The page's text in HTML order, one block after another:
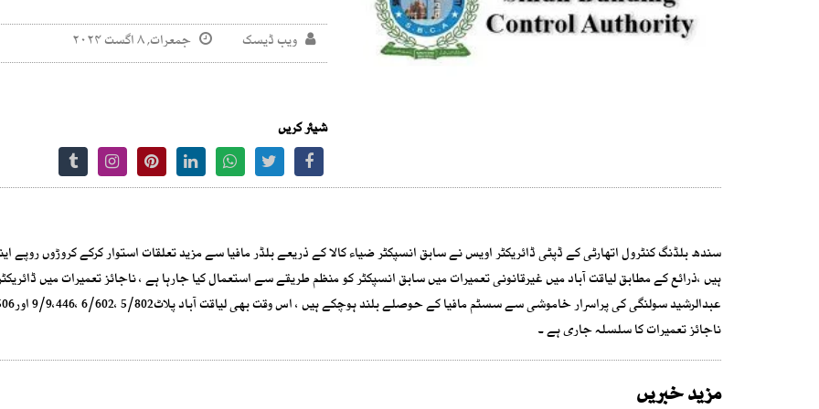
ویب ڈیسک جمعرات, ۸ اگست ۲۰۲۴
شیئر کریں
سندھ بلڈنگ کنٹرول اتھارٹی کے ڈپٹی ڈائریکٹر اویس نے سابق انسپکٹر ضیاء کالا کے ذریعے بلڈر مافیا سے مزید تعلقات استوار کرکے کروڑوں روپے
ہیں ،ذرائع کے مطابق لیاقت آباد میں غیرقانونی تعمیرات میں سابق انسپکٹر کو منظم طریقے سے استعمال کیا جارہا ہے ، ناجائز تعمیرات میں
ناجائز تعمیرات کا سلسلہ جاری ہے ۔
مزید خبریں